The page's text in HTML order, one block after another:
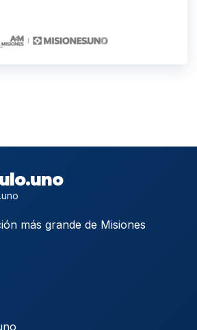
más grande de Misiones